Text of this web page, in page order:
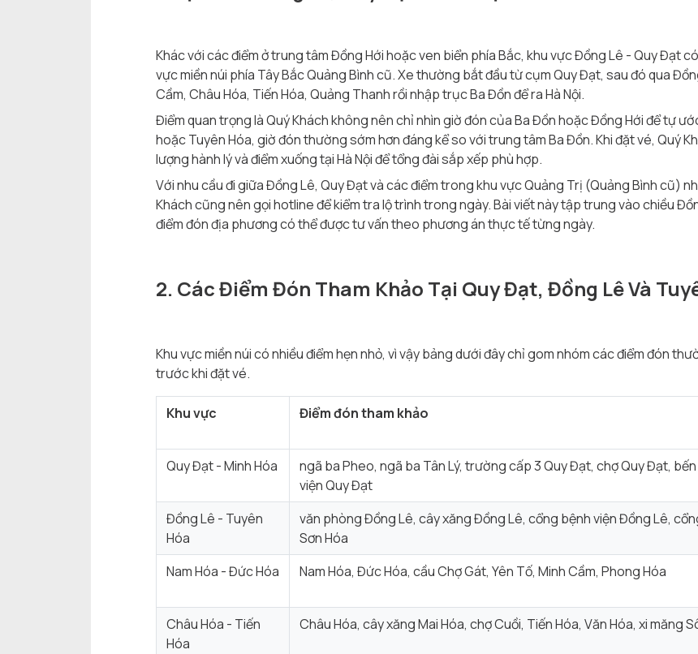
Khác với các điểm ở trung tâm Đồng Hới hoặc ven biển phía Bắc, khu vực Đồng Lê - Quy Đạt
vực miền núi phía Tây Bắc Quảng Bình cũ. Xe thường bắt đầu từ cụm Quy Đạt, sau đó qua
Cầm, Châu Hóa, Tiến Hóa, Quảng Thanh rồi nhập trục Ba Đồn để ra Hà Nội.
Điểm quan trọng là Quý Khách không nên chỉ nhìn giờ đón của Ba Đồn hoặc Đồng Hới để tự
hoặc Tuyên Hóa, giờ đón thường sớm hơn đáng kể so với trung tâm Ba Đồn. Khi đặt vé, Quý
lượng hành lý và điểm xuống tại Hà Nội để tổng đài sắp xếp phù hợp.
Với nhu cầu đi giữa Đồng Lê, Quy Đạt và các điểm trong khu vực Quảng Trị (Quảng Bình cũ)
Khách cũng nên gọi hotline để kiểm tra lộ trình trong ngày. Bài viết này tập trung vào chiều
điểm đón địa phương có thể được tư vấn theo phương án thực tế từng ngày.
2. Các Điểm Đón Tham Khảo Tại Quy Đạt, Đồng Lê Và
Khu vực miền núi có nhiều điểm hẹn nhỏ, vì vậy bảng dưới đây chỉ gom nhóm các điểm đón
trước khi đặt vé.
Khu vực Điểm đón tham khảo
Quy Đạt - Minh Hóa
ngã ba Pheo, ngã ba Tân Lý, trường cấp 3 Quy Đạt, chợ Quy Đạt,
viện Quy Đạt
Đồng Lê - Tuyên
Hóa
văn phòng Đồng Lê, cây xăng Đồng Lê, cổng bệnh viện Đồng Lê,
Sơn Hóa
Nam Hóa - Đức Hóa
Nam Hóa, Đức Hóa, cầu Chợ Gát, Yên Tố, Minh Cầm, Phong Hóa
Châu Hóa - Tiến
Hóa
Châu Hóa, cây xăng Mai Hóa, chợ Cuồi, Tiến Hóa, Văn Hóa, xi măng